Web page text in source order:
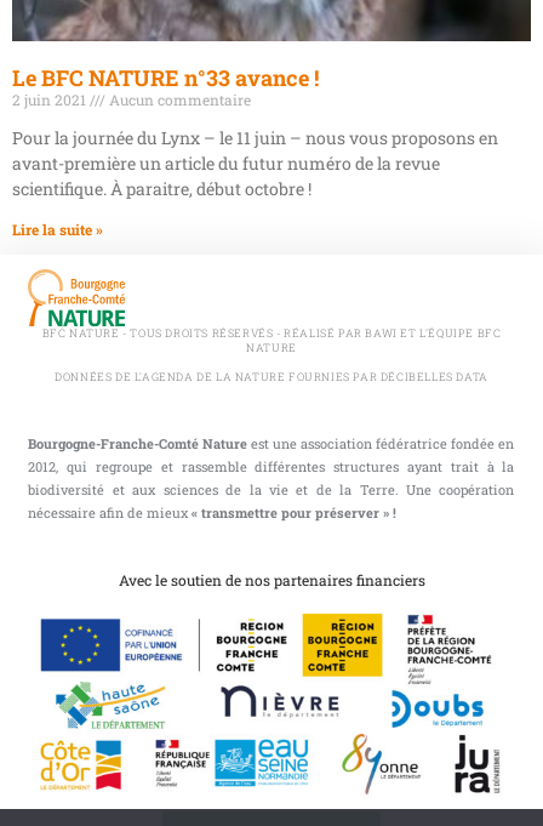
Le BFC NATURE n°33 avance !
2 juin 2021 Aucun commentaire
Pour la journée du Lynx – le 11 juin – nous vous proposons en
avant-première un article du futur numéro de la revue
scientifique. À paraitre, début octobre !
Lire la suite »
BFC NATURE - TOUS DROITS RÉSERVÉS - RÉALISÉ PAR BAWI ET L'ÉQUIPE BFC
NATURE
DONNÉES DE L'AGENDA DE LA NATURE FOURNIES PAR DÉCIBELLES DATA
Bourgogne-Franche-Comté Nature est une association fédératrice fondée en
2012, qui regroupe et rassemble différentes structures ayant trait à la
biodiversité et aux sciences de la vie et de la Terre. Une coopération
nécessaire afin de mieux« transmettre pour préserver » !
Avec le soutien de nos partenaires financiers